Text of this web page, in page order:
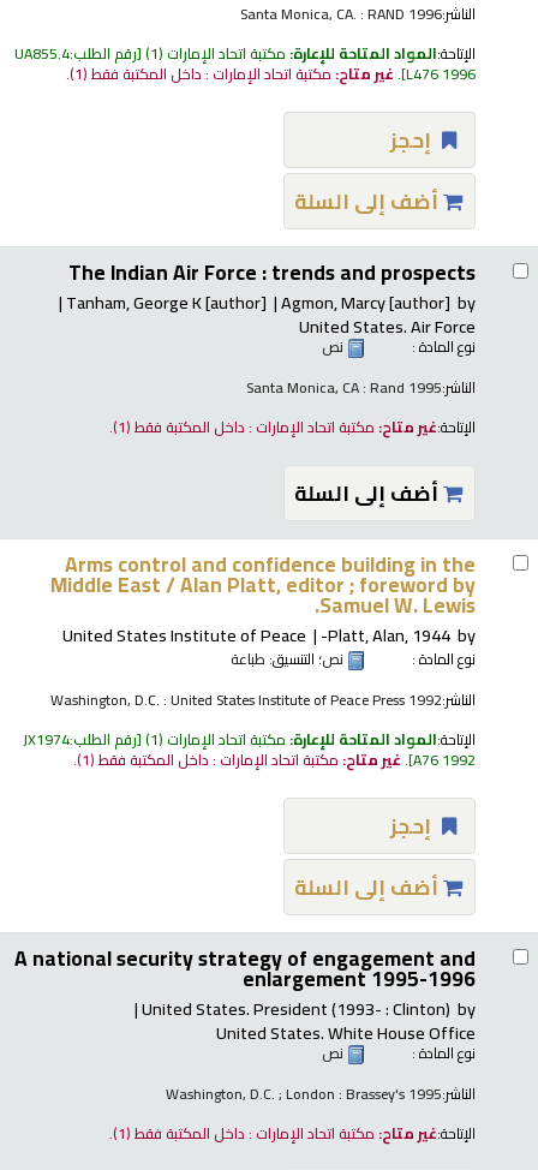
الناشر:Santa Monica, CA. : RAND 1996
الإتاحة:المواد المتاحة للإعارة: مكتبة اتحاد الإمارات (1) رقم الطلب:UA855.4
L476 1996
.غير متاح: مكتبة اتحاد الإمارات : داخل المكتبة فقط(1).
إحجز
أضف إلى السلة
The Indian Air Force : trends and prospects
by
Agmon, Marcy[author]
Tanham, George K[author]
United States. Air Force
نوع المادة :
نص
الناشر:Santa Monica, CA : Rand 1995
الإتاحة:غير متاح: مكتبة اتحاد الإمارات : داخل المكتبة فقط(1).
أضف إلى السلة
Arms control and confidence building in the
Middle East /Alan Platt, editor ; foreword by
Samuel W. Lewis.
by
Platt, Alan, 1944-
United States Institute of Peace
نوع المادة : نص؛ التنسيق: طباعة
الناشر:Washington, D.C. : United States Institute of Peace Press 1992
الإتاحة:المواد المتاحة للإعارة: مكتبة اتحاد الإمارات (1) رقم الطلب:JX1974
A76 1992
.غير متاح: مكتبة اتحاد الإمارات : داخل المكتبة فقط(1).
إحجز
أضف إلى السلة
A national security strategy of engagement and
enlargement 1995-1996
by
United States. President (1993- : Clinton)
United States. White House Office
نوع المادة :
نص
الناشر:Washington, D.C. ; London : Brassey's 1995
الإتاحة:غير متاح: مكتبة اتحاد الإمارات : داخل المكتبة فقط(1).